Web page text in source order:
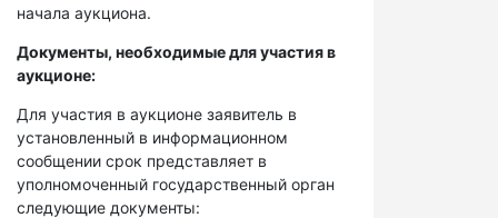
начала аукциона.
Документы, необходимые для участия в
аукционе:
Для участия в аукционе заявитель в
установленный в информационном
сообщении срок представляет в
уполномоченный государственный орган
следующие документы: